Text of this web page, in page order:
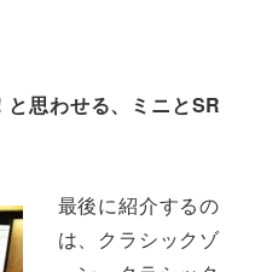
思わせる、ミニとSR
最後に紹介するの
は、クラシックゾ